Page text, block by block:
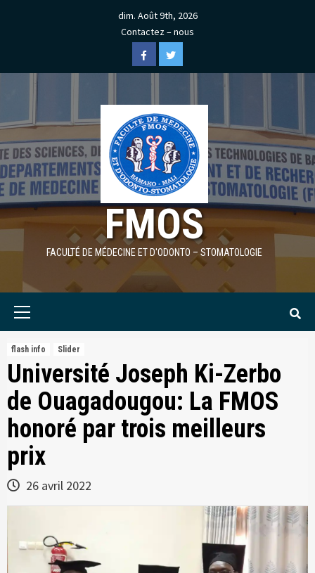
dim. Août 9th, 2026
Contactez – nous
FacebookTwitter
FMOS
FACULTÉ DE MÉDECINE ET D'ODONTO – STOMATOLOGIE
flash info Slider
Université Joseph Ki-Zerbo
de Ouagadougou: La FMOS
honoré par trois meilleurs
prix
26 avril 2022